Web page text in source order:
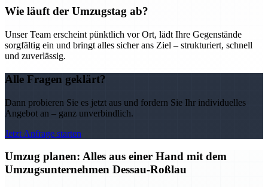
Wie läuft der Umzugstag ab?
Unser Team erscheint pünktlich vor Ort, lädt Ihre Gegenstände
sorgfältig ein und bringt alles sicher ans Ziel – strukturiert, schnell
und zuverlässig.
Alle Fragen geklärt?
Dann probieren Sie es jetzt aus und fordern Sie Ihr individuelles
Angebot an – ganz unverbindlich.
Jetzt Anfrage starten
Umzug planen: Alles aus einer Hand mit dem
Umzugsunternehmen Dessau-Roßlau